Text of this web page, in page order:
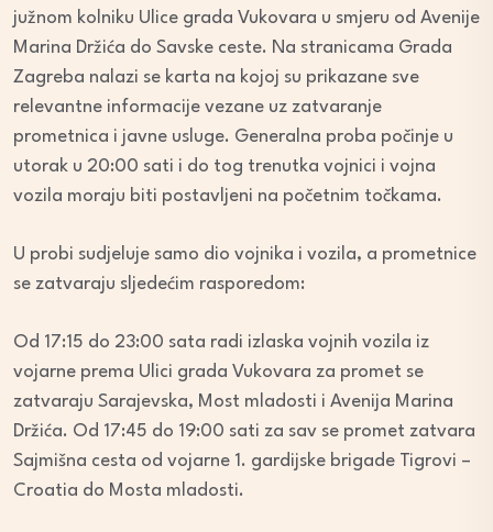
južnom kolniku Ulice grada Vukovara u smjeru od Avenije
Marina Držića do Savske ceste. Na stranicama Grada
Zagreba nalazi se karta na kojoj su prikazane sve
relevantne informacije vezane uz zatvaranje
prometnica i javne usluge. Generalna proba počinje u
utorak u 20:00 sati i do tog trenutka vojnici i vojna
vozila moraju biti postavljeni na početnim točkama.
U probi sudjeluje samo dio vojnika i vozila, a prometnice
se zatvaraju sljedećim rasporedom:
Od 17:15 do 23:00 sata radi izlaska vojnih vozila iz
vojarne prema Ulici grada Vukovara za promet se
zatvaraju Sarajevska, Most mladosti i Avenija Marina
Držića. Od 17:45 do 19:00 sati za sav se promet zatvara
Sajmišna cesta od vojarne 1. gardijske brigade Tigrovi –
Croatia do Mosta mladosti.